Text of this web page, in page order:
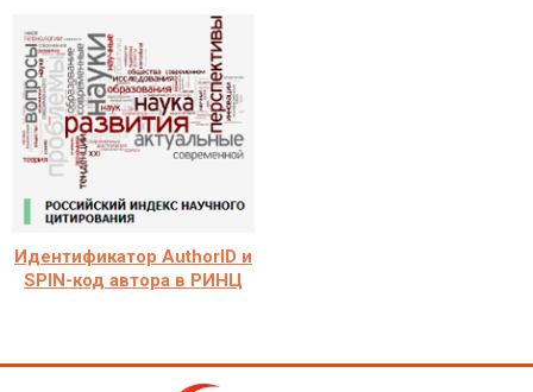
Идентификатор AuthorID и
SPIN-код автора в РИНЦ